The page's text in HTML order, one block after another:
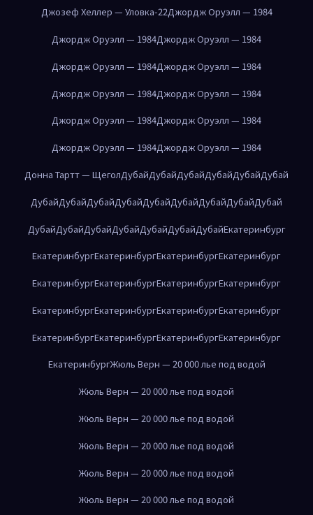
Джозеф Хеллер — Уловка-22Джордж Оруэлл — 1984
Джордж Оруэлл — 1984Джордж Оруэлл — 1984
Джордж Оруэлл — 1984Джордж Оруэлл — 1984
Джордж Оруэлл — 1984Джордж Оруэлл — 1984
Джордж Оруэлл — 1984Джордж Оруэлл — 1984
Джордж Оруэлл — 1984Джордж Оруэлл — 1984
Донна Тартт — ЩеголДубайДубайДубайДубайДубайДубай
ДубайДубайДубайДубайДубайДубайДубайДубайДубай
ДубайДубайДубайДубайДубайДубайДубайЕкатеринбург
ЕкатеринбургЕкатеринбургЕкатеринбургЕкатеринбург
ЕкатеринбургЕкатеринбургЕкатеринбургЕкатеринбург
ЕкатеринбургЕкатеринбургЕкатеринбургЕкатеринбург
ЕкатеринбургЕкатеринбургЕкатеринбургЕкатеринбург
ЕкатеринбургЖюль Верн — 20 000 лье под водой
Жюль Верн — 20 000 лье под водой
Жюль Верн — 20 000 лье под водой
Жюль Верн — 20 000 лье под водой
Жюль Верн — 20 000 лье под водой
Жюль Верн — 20 000 лье под водой